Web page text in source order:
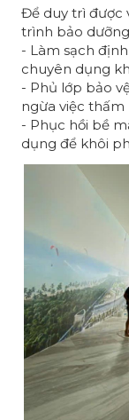
Để duy trì được
trình bảo
- Làm sạch
chuyên dụng
- Phủ lớp bảo
ngừa việc thấm
- Phục hồi bề
dụng để khôi